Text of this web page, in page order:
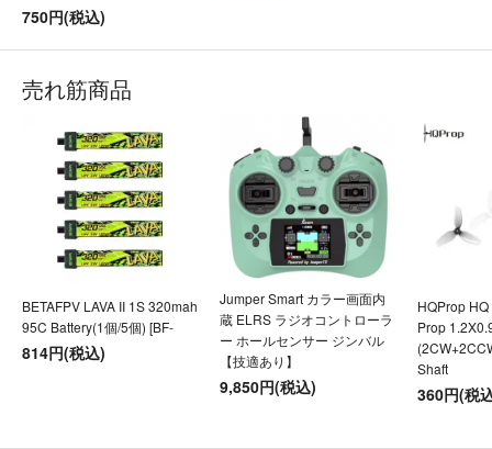
750円(税込)
売れ筋商品
BETAFPV LAVA II 1S 320mah
95C Battery(1個/5個) [BF-
814円(税込)
Jumper Smart カラー画面内
蔵 ELRS ラジオコントローラ
ー ホールセンサー ジンバル
【技適あり】
9,850円(税込)
HQProp
Prop
Shaft
360円(税